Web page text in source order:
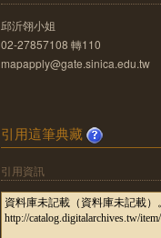
邱沂翎小姐
02-27857108 轉110
mapapply@gate.sinica.edu.tw
引用這筆典藏
引用資訊